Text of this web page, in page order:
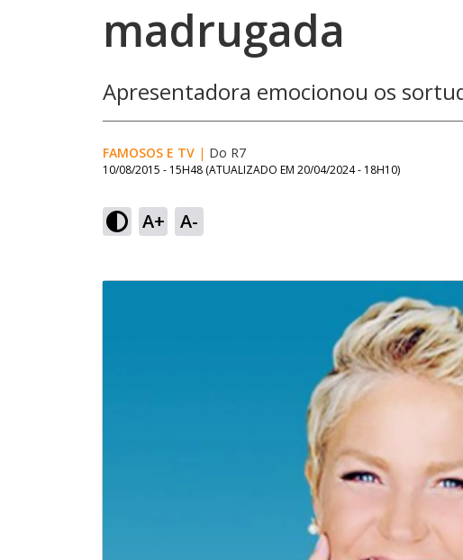
madrugada
Apresentadora emocionou os
FAMOSOS E TV | Do R7
10/08/2015 - 15H48 (ATUALIZADO EM 20/04/2024 - 18H10)
A+ A-